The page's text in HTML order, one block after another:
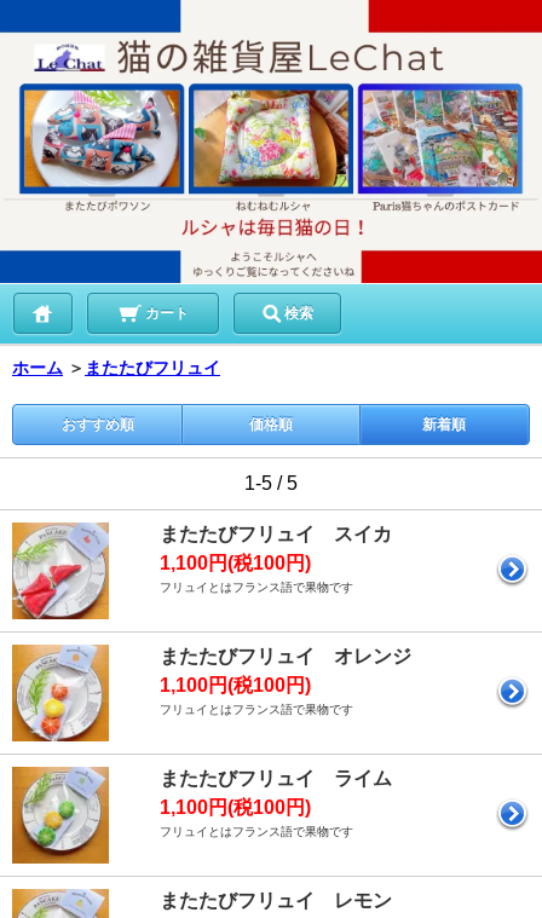
カート 検索
ホーム ＞ またたびフリュイ
おすすめ順 価格順 新着順
1-5 / 5
またたびフリュイ スイカ
1,100円(税100円)
フリュイとはフランス語で果物です
またたびフリュイ オレンジ
1,100円(税100円)
フリュイとはフランス語で果物です
またたびフリュイ ライム
1,100円(税100円)
フリュイとはフランス語で果物です
またたびフリュイ レモン